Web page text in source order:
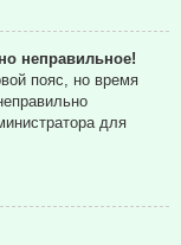
неправильное!
пояс, но время
для